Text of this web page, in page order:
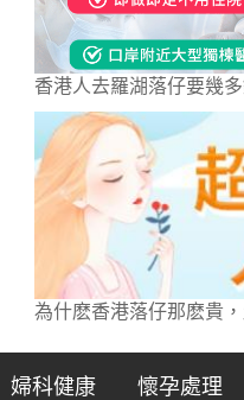
香港人去羅湖落仔要幾
為什麽香港落仔那麽貴
婦科健康 懷孕處理